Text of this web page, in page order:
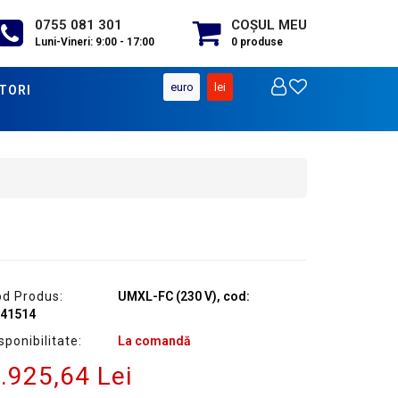
0755 081 301
Luni-Vineri: 9:00 - 17:00
COŞUL MEU
0produse
euro lei
Produs:
UMXL-FC (230 V), cod:
La comandă
Lei